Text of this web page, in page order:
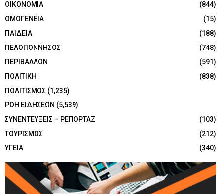
ΟΙΚΟΝΟΜΙΑ
(844)
ΟΜΟΓΕΝΕΙΑ
(15)
ΠΑΙΔΕΙΑ
(188)
ΠΕΛΟΠΟΝΝΗΣΟΣ
(748)
ΠΕΡΙΒΑΛΛΟΝ
(591)
ΠΟΛΙΤΙΚΗ
(838)
ΠΟΛΙΤΙΣΜΟΣ (1,235)
ΡΟΗ ΕΙΔΗΣΕΩΝ (5,539)
ΣΥΝΕΝΤΕΥΞΕΙΣ – ΡΕΠΟΡΤΑΖ
(103)
ΤΟΥΡΙΣΜΟΣ
(212)
ΥΓΕΙΑ
(340)